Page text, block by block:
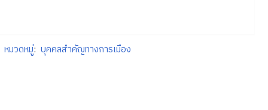
หมวดหมู่: บุคคลสำคัญทางการเมือง